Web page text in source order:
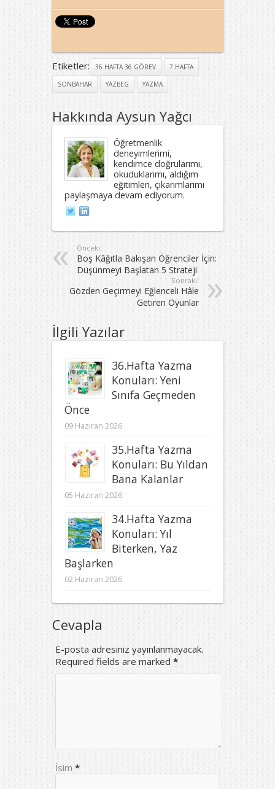
Etiketler: 36 HAFTA 36 GÖREV
7.HAFTA
SONBAHAR
YAZBEG YAZMA
Hakkında Aysun Yağcı
Öğretmenlik
deneyimlerimi,
kendimce doğrularımı,
okuduklarımı, aldığım
eğitimleri, çıkarımlarımı
paylaşmaya devam ediyorum.
Önceki:
Boş Kâğıtla Bakışan Öğrenciler İçin:
Düşünmeyi Başlatan 5 Strateji
Sonraki:
Gözden Geçirmeyi Eğlenceli Hâle
Getiren Oyunlar
İlgili Yazılar
36.Hafta Yazma
Konuları: Yeni
Sınıfa Geçmeden
Önce
09 Haziran 2026
35.Hafta Yazma
Konuları: Bu Yıldan
Bana Kalanlar
05 Haziran 2026
34.Hafta Yazma
Konuları: Yıl
Biterken, Yaz
Başlarken
02 Haziran 2026
Cevapla
E-posta adresiniz yayınlanmayacak.
Required fields are marked*
İsim *